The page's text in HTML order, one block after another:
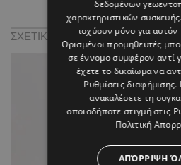
ΣΧΕΤΙΚΑ:
δεδομένων
χαρακτηριστικών
ισχύουν μόνο για αυτόν
Ορισμένοι προμηθευτές
σε έννομο συμφέρον αντί
έχετε το δικαίωμα να
Ρυθμίσεις διαφήμισης.
ανακαλέσετε τη
οποιαδήποτε στιγμή στις
Πολιτική
ΑΠΌΡΡΙΨΗ